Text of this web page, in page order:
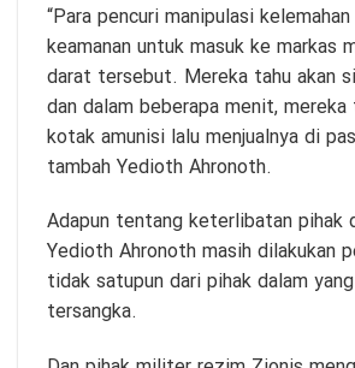
“Para pencuri manipulasi
keamanan untuk masuk ke markas
darat tersebut. Mereka tahu akan
dan dalam beberapa menit,
kotak amunisi lalu menjualnya di
tambah Yedioth Ahronoth.
Adapun tentang keterlibatan pihak
Yedioth Ahronoth masih dilakukan
tidak satupun dari pihak dalam
tersangka.